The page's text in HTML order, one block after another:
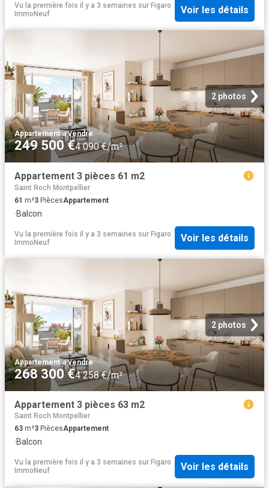
Vu la première fois il y a 3 semaines sur Figaro
ImmoNeuf
Voir les détails
2 photos
Appartement·à vendre
249 500 €4 090 €/m²
Appartement 3 pièces 61 m2
Saint Roch Montpellier
61 m²3 PiècesAppartement
·Balcon
Vu la première fois il y a 3 semaines sur Figaro
ImmoNeuf
Voir les détails
2 photos
Appartement·à vendre
268 300 €4 258 €/m²
Appartement 3 pièces 63 m2
Saint Roch Montpellier
63 m²3 PiècesAppartement
·Balcon
Vu la première fois il y a 3 semaines sur Figaro
ImmoNeuf
Voir les détails